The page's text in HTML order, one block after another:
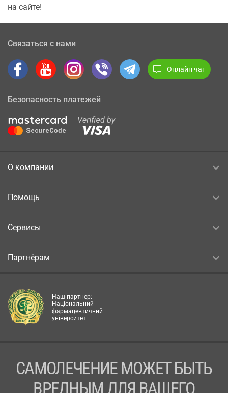
на сайте!
Связаться с нами
Онлайн чат
Безопасность платежей
О компании
Помощь
Сервисы
Партнёрам
Наш партнер:
Національний
фармацевтичний
університет
САМОЛЕЧЕНИЕ МОЖЕТ БЫТЬ
ВРЕДНЫМ ДЛЯ ВАШЕГО